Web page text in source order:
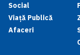
Social
Viață Publică
Afaceri